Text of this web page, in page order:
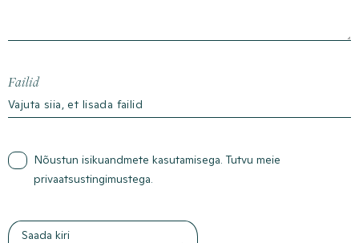
Failid
Vajuta siia, et lisada failid
Nõustun isikuandmete kasutamisega. Tutvu meie
privaatsustingimustega.
Saada kiri